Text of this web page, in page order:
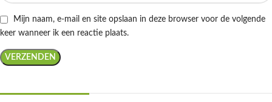
Mijn naam, e-mail en site opslaan in deze browser voor de volgende
keer wanneer ik een reactie plaats.